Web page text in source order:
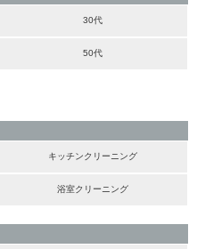
30代
50代
キッチンクリーニング
浴室クリーニング